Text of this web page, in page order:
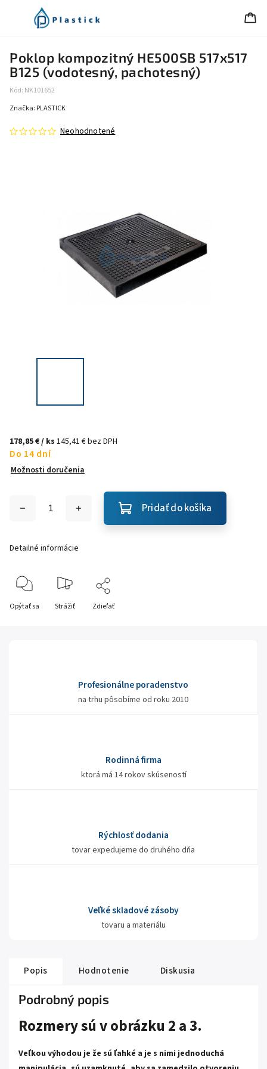
Poklop kompozitný HE500SB 517x517
B125 (vodotesný, pachotesný)
Kód: NK101652
Neohodnotené
Značka: PLASTICK
178,85 €/ ks 145,41 € bez DPH
Do 14 dní
Možnosti doručenia
Pridať do košíka
Detailné informácie
Opýtať sa Strážiť Zdieľať
Profesionálne poradenstvo
na trhu pôsobíme od roku 2010
Rodinná firma
ktorá má 14 rokov skúseností
Rýchlosť dodania
tovar expedujeme do druhého dňa
Veľké skladové zásoby
tovaru a materiálu
Popis Hodnotenie Diskusia
Podrobný popis
Rozmery sú v obrázku 2 a 3.
Veľkou výhodou je že sú ľahké a je s nimi jednoduchá